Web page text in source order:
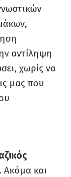
αντίληψη
χωρίς να
μας που
Ακόμα και